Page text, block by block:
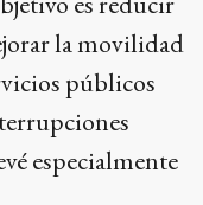
la movilidad
públicos
especialmente